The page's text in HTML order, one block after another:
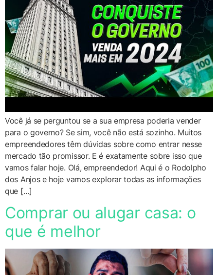
Você já se perguntou se a sua empresa poderia vender
para o governo? Se sim, você não está sozinho. Muitos
empreendedores têm dúvidas sobre como entrar nesse
mercado tão promissor. E é exatamente sobre isso que
vamos falar hoje. Olá, empreendedor! Aqui é o Rodolpho
dos Anjos e hoje vamos explorar todas as informações
que […]
Comprar ou alugar casa: o
que é melhor